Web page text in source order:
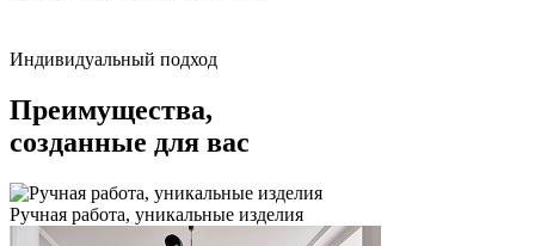
Индивидуальный подход
Преимущества,
созданные для вас
Ручная работа, уникальные изделия